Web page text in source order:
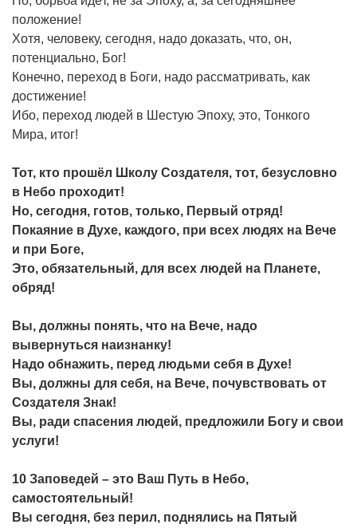
положение!
Хотя, человеку, сегодня, надо доказать, что, он,
потенциально, Бог!
Конечно, переход в Боги, надо рассматривать, как
достижение!
Ибо, переход людей в Шестую Эпоху, это, Тонкого
Мира, итог!
Тот, кто прошёл Школу Создателя, тот, безусловно
в Небо проходит!
Но, сегодня, готов, только, Первый отряд!
Покаяние в Духе, каждого, при всех людях на Вече
и при Боге,
Это, обязательный, для всех людей на Планете,
обряд!
Вы, должны понять, что на Вече, надо
вывернуться наизнанку!
Надо обнажить, перед людьми себя в Духе!
Вы, должны для себя, на Вече, почувствовать от
Создателя Знак!
Вы, ради спасения людей, предложили Богу и свои
услуги!
10 Заповедей – это Ваш Путь в Небо,
самостоятельный!
Вы сегодня, без перил, поднялись на Пятый